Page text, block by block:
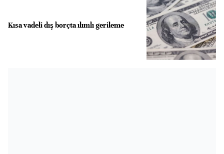
Kısa vadeli dış borçta ılımlı gerileme